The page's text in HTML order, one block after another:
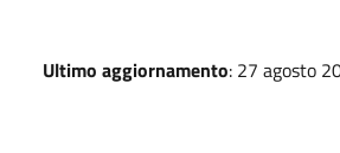
Ultimo aggiornamento: 27 agosto